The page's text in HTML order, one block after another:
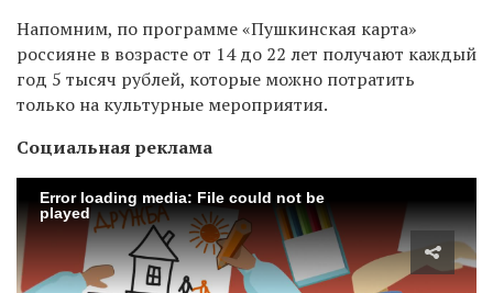
Напомним, по программе «Пушкинская карта»
россияне в возрасте от 14 до 22 лет получают каждый
год 5 тысяч рублей, которые можно потратить
только на культурные мероприятия.
Социальная реклама
Error loading media: File could not be
played